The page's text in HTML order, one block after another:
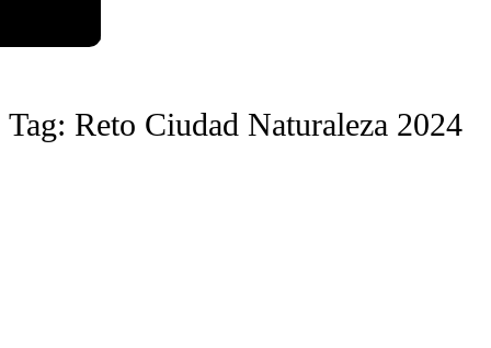
Tag: Reto Ciudad Naturaleza 2024